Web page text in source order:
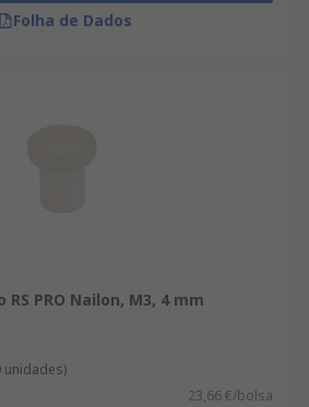
Folha de Dados
PRO Nailon, M3, 4 mm
unidades)
23,66 €/bolsa